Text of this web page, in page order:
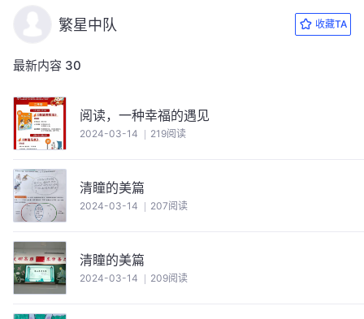
繁星中队 收藏TA
最新内容 30
阅读，一种幸福的遇见
2024-03-14 219阅读
清瞳的美篇
2024-03-14 207阅读
清瞳的美篇
2024-03-14 209阅读